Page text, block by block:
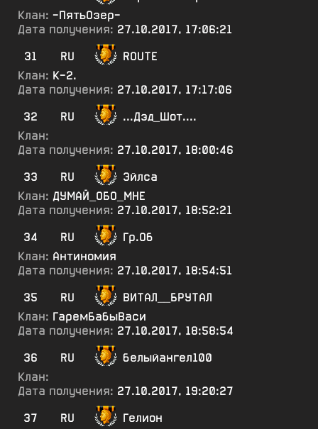
Клан: -ПятьОзер-
Дата получения: 27.10.2017, 17:06:21
31
RU
ROUTE
Клан: К-2.
Дата получения: 27.10.2017, 17:17:06
32
RU
...Дэд_Шот....
Клан:
Дата получения: 27.10.2017, 18:00:46
33
RU
Эйлса
Клан: ДУМАЙ_ОБО_МНЕ
Дата получения: 27.10.2017, 18:52:21
34
RU
Гр.Об
Клан: Антиномия
Дата получения: 27.10.2017, 18:54:51
35
RU
ВИТАЛ__БРУТАЛ
Клан: ГаремБабыВаси
Дата получения: 27.10.2017, 18:58:54
36
RU
белыйангел100
Клан:
Дата получения: 27.10.2017, 19:20:27
37
RU
Гелион